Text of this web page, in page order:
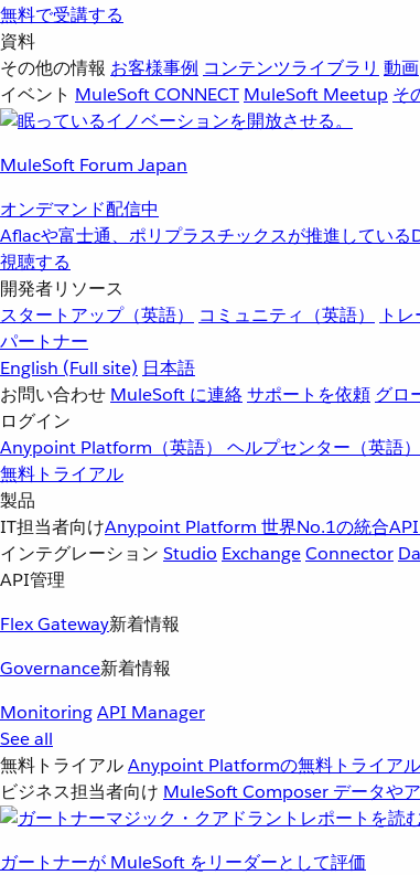
無料で受講する
資料
その他の情報 お客様事例 コンテンツライブラリ 動画
イベント MuleSoft CONNECT MuleSoft Meetup そ
MuleSoft Forum Japan
オンデマンド配信中
Aflacや富士通、ポリプラスチックスが推進している
視聴する
開発者リソース
スタートアップ（英語）
コミュニティ（英語） ト
パートナー
English (Full site) 日本語
お問い合わせ MuleSoft に連絡サポートを依頼 グロ
ログイン
Anypoint Platform（英語） ヘルプセンター（英語）
無料トライアル
製品
IT担当者向けAnypoint Platform 世界No.1の統合
インテグレーション Studio ExchangeConnector
API管理
Flex Gateway新着情報
Governance新着情報
MonitoringAPI Manager
See all
無料トライアルAnypoint Platformの無料トライア
ビジネス担当者向け MuleSoft Composer データや
ガートナーが MuleSoft をリーダーとして評価